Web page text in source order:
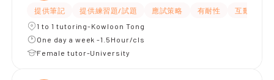
提供筆記 提供練習題/試題 應試策略 有耐性
互動教學
1 to 1 tutoring-Kowloon Tong
One day a week -1.5Hour/cls
Female tutor-University